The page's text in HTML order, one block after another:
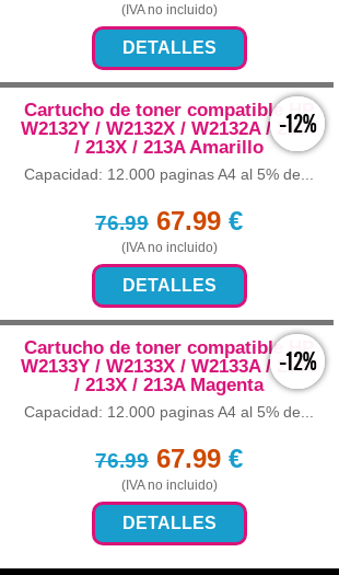
(IVA no incluido)
DETALLES
-12%
Cartucho de toner compatible HP
W2132Y / W2132X / W2132A / 213Y
/ 213X / 213A Amarillo
Capacidad: 12.000 paginas A4 al 5% de...
76.99 67.99 €
(IVA no incluido)
DETALLES
-12%
Cartucho de toner compatible HP
W2133Y / W2133X / W2133A / 213Y
/ 213X / 213A Magenta
Capacidad: 12.000 paginas A4 al 5% de...
76.99 67.99 €
(IVA no incluido)
DETALLES